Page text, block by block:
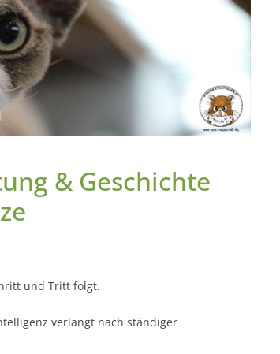
& Geschichte
und Tritt folgt.
verlangt nach ständiger